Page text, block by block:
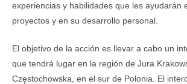
experiencias y habilidades que les ayudarán
proyectos y en su desarrollo personal.
El objetivo de la acción es llevar a cabo un
que tendrá lugar en la región de Jura
Częstochowska, en el sur de Polonia. El